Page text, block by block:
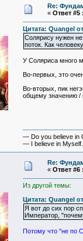
Re:
« Ответ #5 :
Цитата: Quangel
Солярису нужен
поток. Как
У Соляриса много
Во-первых, это
Во-вторых, пик
общему значению /
— Do you believe in
— I believe in
Re:
« Ответ #6 :
Из другой темы:
Цитата: Quangel
Я вот до сих пор
Император,
Потому что "не по